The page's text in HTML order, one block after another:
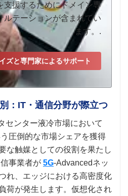
支援するためにドメイン専
ルテーションが含まれてい
ます。.
ズと専門家によるサポート
：IT・通信分野が際立つ
センター液冷市場において
圧倒的な市場シェアを獲得
な触媒としての役割を果たし
事業者が 5G-Advancedネッ
れ、エッジにおける高密度化
荷が発生します。仮想化され